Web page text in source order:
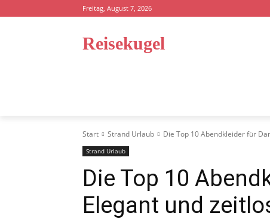
Freitag, August 7, 2026
Reisekugel
Start Strand Urlaub Die Top 10 Abendkleider für
Strand Urlaub
Die Top 10
Elegant und